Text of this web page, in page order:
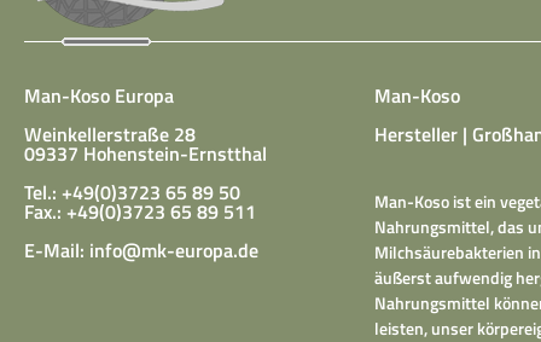
Man-Koso Europa
Weinkellerstraße 28
09337 Hohenstein-Ernstthal
Tel.: +49(0)3723 65 89 50
Fax.: +49(0)3723 65 89 511
E-Mail: info@mk-europa.de
Man-Koso
Hersteller |
Man-Koso ist ein
Nahrungsmittel, das
Milchsäurebakterien
äußerst aufwendig
Nahrungsmittel
leisten, unser